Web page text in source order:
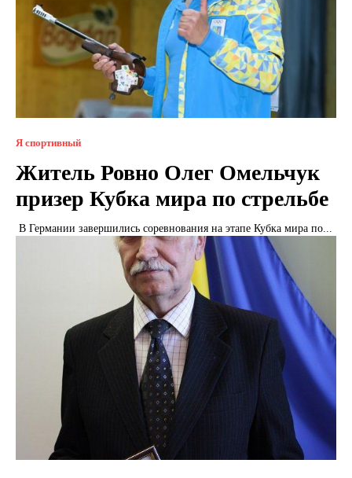
Я спортивный
Житель Ровно Олег Омельчук
призер Кубка мира по стрельбе
В Германии завершились соревнования на этапе Кубка мира по...